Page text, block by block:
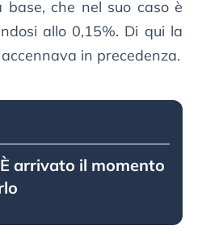
base, che nel suo caso è
allo 0,15%. Di qui la
in precedenza.
arrivato il momento